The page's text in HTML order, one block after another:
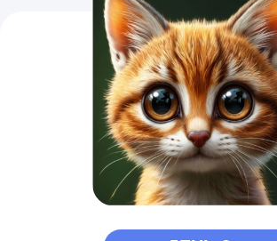
РИСУНОК КОТИКА ТАЙГЕРА
ДЕНЬ 3
Порисуем как на бумаге, так и